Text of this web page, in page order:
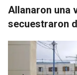
Allanaron una
secuestraron